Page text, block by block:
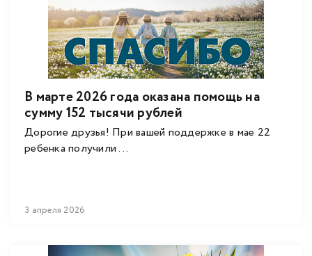
В марте 2026 года оказана помощь на
сумму 152 тысячи рублей
Дорогие друзья! При вашей поддержке в мае 22
ребенка получили ...
3 апреля 2026